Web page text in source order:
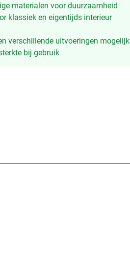
materialen voor duurzaamheid
klassiek en eigentijds interieur
verschillende uitvoeringen mogelijk
bij gebruik